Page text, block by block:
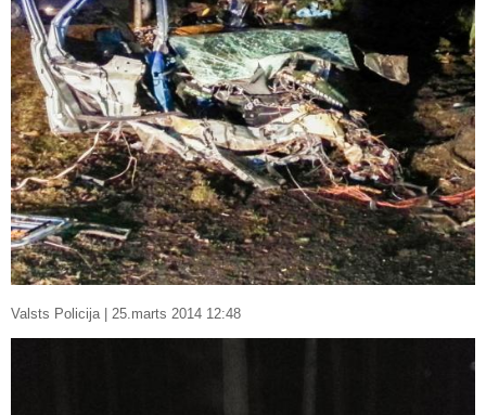
Valsts Policija | 25.marts 2014 12:48